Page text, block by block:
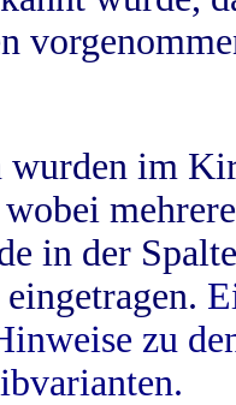
wurden im
in der
zu